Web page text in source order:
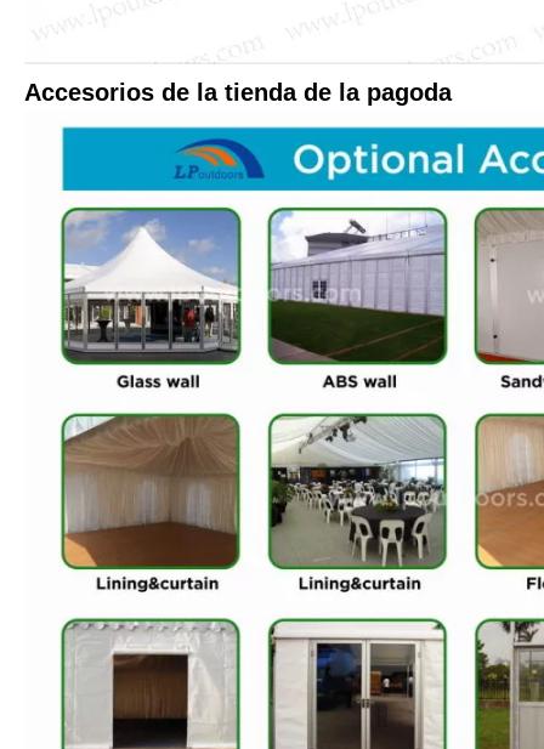
Accesorios de la tienda de la pagoda